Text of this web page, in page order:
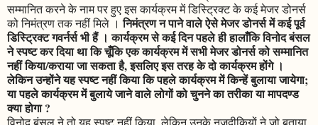
सम्मानित करने के नाम पर हुए इस कार्यक्रम में डिस्ट्रिक्ट के कई मेजर डोनर्स
को निमंत्रण तक नहीं मिले ।निमंत्रण न पाने वाले ऐसे मेजर डोनर्स में कई पूर्व
डिस्ट्रिक्ट गवर्नर्स भी हैं । कार्यक्रम से कई दिन पहले ही हालाँकि विनोद बंसल
ने स्पष्ट कर दिया था कि चूँकि एक कार्यक्रम में सभी मेजर डोनर्स को सम्मानित
नहीं किया/कराया जा सकता है, इसलिए इस तरह के दो कार्यक्रम होंगे ।
लेकिन उन्होंने यह स्पष्ट नहीं किया कि पहले कार्यक्रम में किन्हें बुलाया जायेगा;
या पहले कार्यक्रम में बुलाये जाने वाले लोगों को चुनने का तरीका या मापदण्ड
क्या होगा ?
विनोद बंसल ने तो यह स्पष्ट नहीं किया, लेकिन उनके नजदीकियों ने जो बताया